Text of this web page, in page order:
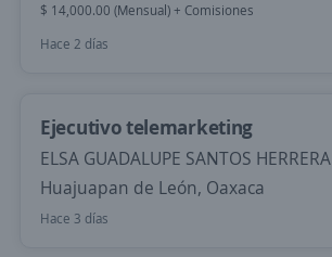
$ 14,000.00 (Mensual) + Comisiones
Hace 2 días
Ejecutivo telemarketing
ELSA GUADALUPE SANTOS HERRERA
Huajuapan de León, Oaxaca
Hace 3 días